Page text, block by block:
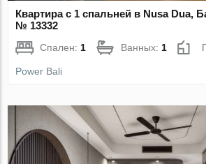
Квартира с 1 спальней в Nusa Dua,
№ 13332
Спален:1 Ванных:1
Power Bali